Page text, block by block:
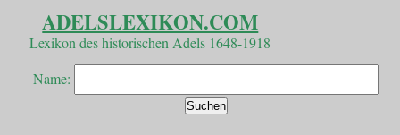
ADELSLEXIKON.COM
Lexikon des historischen Adels 1648-1918
Name: